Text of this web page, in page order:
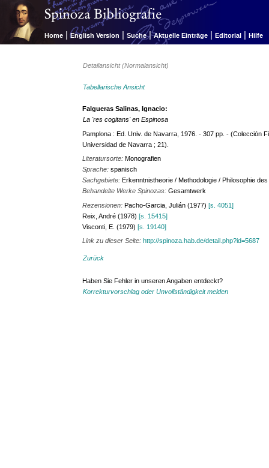
Home | English Version | Suche | Aktuelle Einträge | Editorial | Hilfe
Detailansicht (Normalansicht)
Tabellarische Ansicht
Falgueras Salinas, Ignacio:
La 'res cogitans' en Espinosa
Pamplona : Ed. Univ. de Navarra, 1976. - 307 pp. - (Colección
Universidad de Navarra ; 21).
Literatursorte:Monografien
Sprache:spanisch
Sachgebiete:Erkenntnistheorie / Methodologie / Philosophie
Behandelte Werke Spinozas:Gesamtwerk
Rezensionen:Pacho-Garcia, Julián (1977)[s. 4051]
Reix, André (1978)[s. 15415]
Visconti, E. (1979)[s. 19140]
Link zu dieser Seite:http://spinoza.hab.de/detail.php?id=5687
Zurück
Haben Sie Fehler in unseren Angaben entdeckt?
Korrekturvorschlag oder Unvollständigkeit melden